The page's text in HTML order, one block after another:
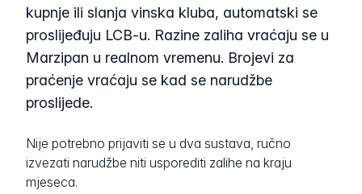
kupnje ili slanja vinska kluba, automatski se
proslijeđuju LCB-u. Razine zaliha vraćaju se u
Marzipan u realnom vremenu. Brojevi za
praćenje vraćaju se kad se narudžbe
proslijede.
Nije potrebno prijaviti se u dva sustava, ručno
izvezati narudžbe niti usporediti zalihe na kraju
mjeseca.